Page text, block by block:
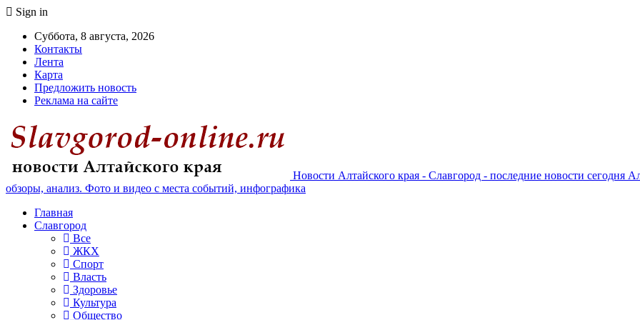
Sign in
Суббота, 8 августа, 2026
Контакты
Лента
Карта
Предложить новость
Реклама на сайте
Новости Алтайского края - Славгород - последние новости сегодня
обзоры, анализ. Фото и видео с места событий, инфографика
Главная
Славгород
Все
ЖКХ
Спорт
Власть
Здоровье
Культура
Общество